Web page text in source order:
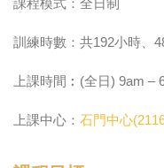
訓練時數：共192小時、
上課時間︰(全日) 9am –
上課中心： 石門中心